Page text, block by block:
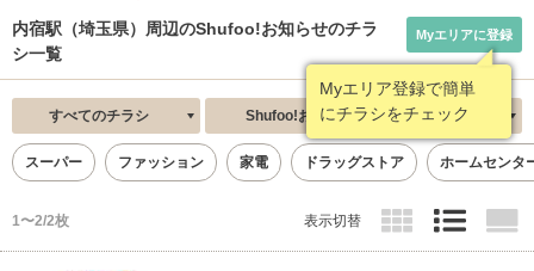
内宿駅（埼玉県）周辺のShufoo!お知らせのチラ
シ一覧
Myエリア登録で簡単
にチラシをチェック
Myエリアに登録
すべてのチラシ Shufoo!お知らせ 新着順
スーパー ファッション 家電 ドラッグストア ホームセンタ
1〜2/2枚 表示切替